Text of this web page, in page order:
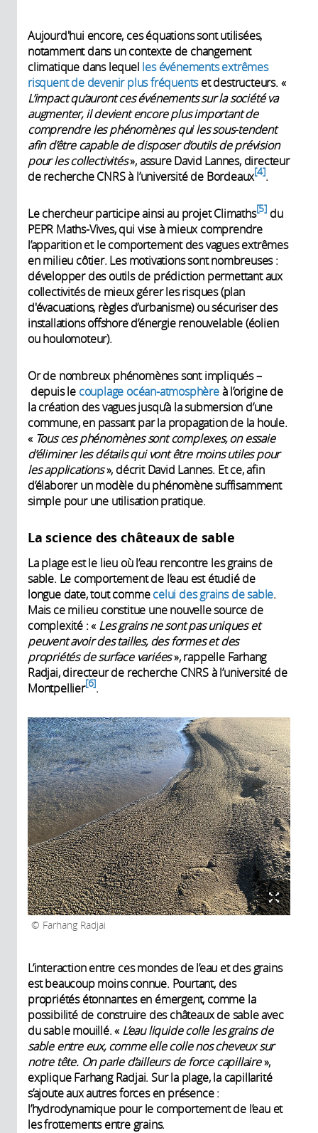
Aujourd'hui encore, ces équations sont utilisées,
notamment dans un contexte de changement
climatique dans lequel les événements extrêmes
risquent de devenir plus fréquentset destructeurs. «
L’impact qu’auront ces événements sur la société va
augmenter, il devient encore plus important de
comprendre les phénomènes qui les sous-tendent
afin d’être capable de disposer d’outils de prévision
pour les collectivités», assure David Lannes, directeur
de recherche CNRS à l’université de Bordeaux 4 .
Le chercheur participe ainsi au projet Climaths 5 du
PEPR Maths-Vives, qui vise à mieux comprendre
l’apparition et le comportement des vagues extrêmes
en milieu côtier. Les motivations sont nombreuses :
développer des outils de prédiction permettant aux
collectivités de mieux gérer les risques (plan
d'évacuations, règles d’urbanisme) ou sécuriser des
installations offshore d’énergie renouvelable (éolien
ou houlomoteur).
Or de nombreux phénomènes sont impliqués –
depuis le couplage océan-atmosphèreà l’origine de
la création des vagues jusqu’à la submersion d’une
commune, en passant par la propagation de la houle.
« Tous ces phénomènes sont complexes, on essaie
d’éliminer les détails qui vont être moins utiles pour
les applications», décrit David Lannes. Et ce, afin
d’élaborer un modèle du phénomène suffisamment
simple pour une utilisation pratique.
La science des châteaux de sable
La plage est le lieu où l’eau rencontre les grains de
sable. Le comportement de l’eau est étudié de
longue date, tout commecelui des grains de sable.
Mais ce milieu constitue une nouvelle source de
complexité : « Les grains ne sont pas uniques et
peuvent avoir des tailles, des formes et des
propriétés de surface variées», rappelle Farhang
Radjai, directeur de recherche CNRS à l’université de
Montpellier 6 .
Farhang Radjai
L’interaction entre ces mondes de l’eau et des grains
est beaucoup moins connue. Pourtant, des
propriétés étonnantes en émergent, comme la
possibilité de construire des châteaux de sable avec
du sable mouillé. « L’eau liquide colle les grains de
sable entre eux, comme elle colle nos cheveux sur
notre tête. On parle d’ailleurs de force capillaire»,
explique Farhang Radjai. Sur la plage, la capillarité
s’ajoute aux autres forces en présence :
l’hydrodynamique pour le comportement de l’eau et
les frottements entre grains.